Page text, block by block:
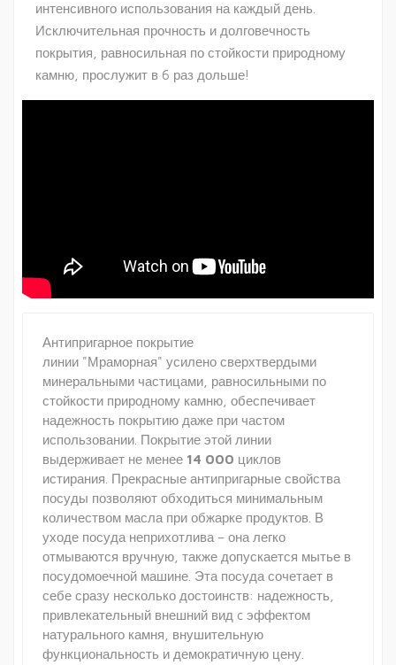
интенсивного использования на каждый день.
Исключительная прочность и долговечность
покрытия, равносильная по стойкости природному
камню, прослужит в 6 раз дольше!
Антипригарное покрытие
линии "Мраморная" усилено сверхтвердыми
минеральными частицами, равносильными по
стойкости природному камню, обеспечивает
надежность покрытию даже при частом
использовании. Покрытие этой линии
выдерживает не менее 14 000 циклов
истирания. Прекрасные антипригарные свойства
посуды позволяют обходиться минимальным
количеством масла при обжарке продуктов. В
уходе посуда неприхотлива – она легко
отмываются вручную, также допускается мытье в
посудомоечной машине. Эта посуда сочетает в
себе сразу несколько достоинств: надежность,
привлекательный внешний вид c эффектом
натурального камня, внушительную
функциональность и демократичную цену.